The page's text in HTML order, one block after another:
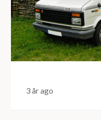
3 år ago